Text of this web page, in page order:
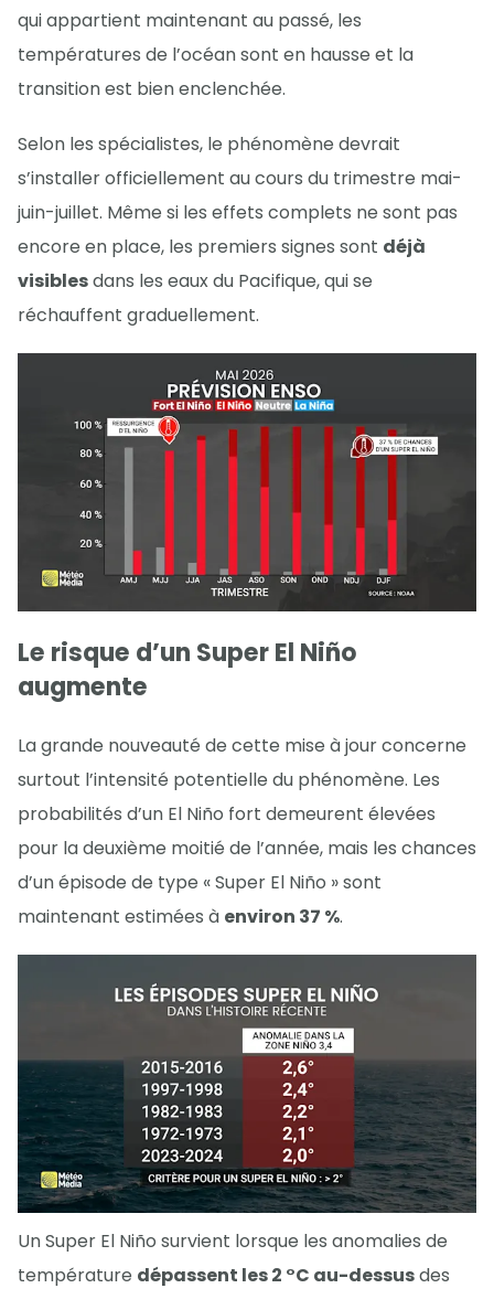
qui appartient maintenant au passé, les
températures de l’océan sont en hausse et la
transition est bien enclenchée.
Selon les spécialistes, le phénomène devrait
s’installer officiellement au cours du trimestre mai-
juin-juillet. Même si les effets complets ne sont pas
encore en place, les premiers signes sont déjà
visiblesdans les eaux du Pacifique, qui se
réchauffent graduellement.
Le risque d’un Super El Niño
augmente
La grande nouveauté de cette mise à jour concerne
surtout l’intensité potentielle du phénomène. Les
probabilités d’un El Niño fort demeurent élevées
pour la deuxième moitié de l’année, mais les chances
d’un épisode de type « Super El Niño » sont
maintenant estimées à environ 37 %.
Un Super El Niño survient lorsque les anomalies de
température dépassent les 2 °C au-dessusdes